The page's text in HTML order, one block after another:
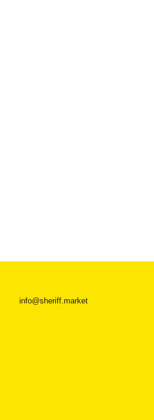
info@sheriff.market